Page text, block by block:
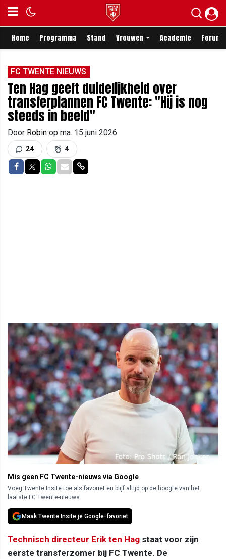
Home Programma Stand Vrouwen Academie Forum
FC TWENTE NIEUWS
Ten Hag geeft duidelijkheid over
transferplannen FC Twente: "Hij is nog
steeds in beeld"
Door Robin op ma. 15 juni 2026
24 4
Delen op Facebook
Delen op Twitter
Delen op Whatsapp
Delen via Mail
Delen via link
Mis geen FC Twente-nieuws via Google
Voeg Twente Insite toe als favoriet en blijf altijd op de hoogte van het
laatste FC Twente-nieuws.
Maak Twente Insite je Google-favoriet
Technisch directeur Erik ten Hag staat voor zijn
eerste transferzomer bij FC Twente. De